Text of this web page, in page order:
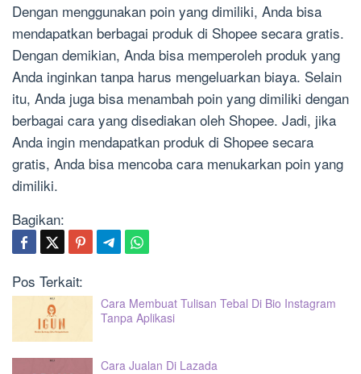
Dengan menggunakan poin yang dimiliki, Anda bisa
mendapatkan berbagai produk di Shopee secara gratis.
Dengan demikian, Anda bisa memperoleh produk yang
Anda inginkan tanpa harus mengeluarkan biaya. Selain
itu, Anda juga bisa menambah poin yang dimiliki dengan
berbagai cara yang disediakan oleh Shopee. Jadi, jika
Anda ingin mendapatkan produk di Shopee secara
gratis, Anda bisa mencoba cara menukarkan poin yang
dimiliki.
Bagikan:
Pos Terkait:
Cara Membuat Tulisan Tebal Di Bio Instagram
Tanpa Aplikasi
Cara Jualan Di Lazada